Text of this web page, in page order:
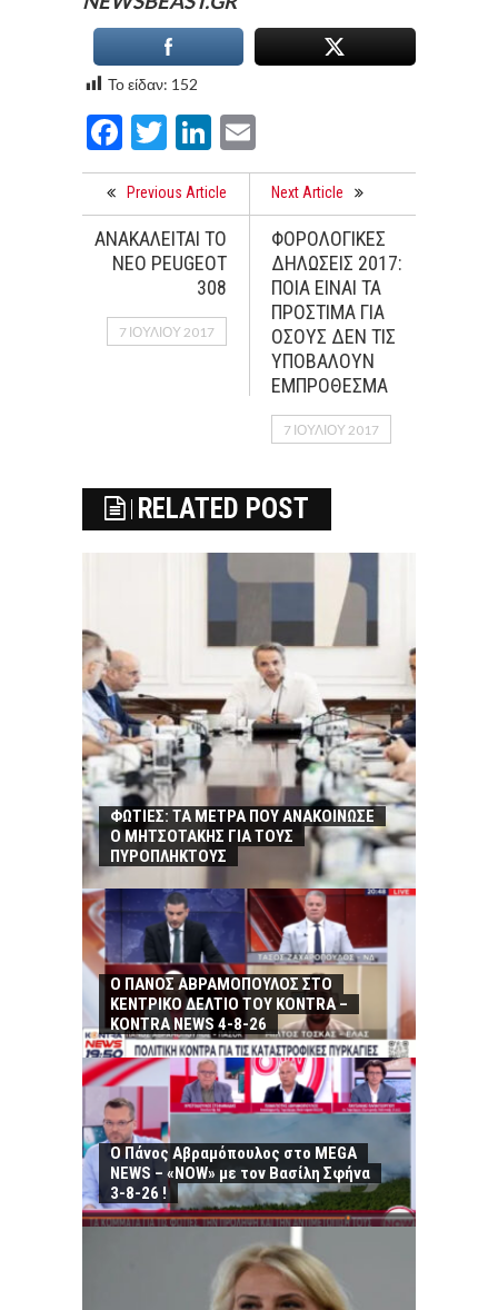
Το είδαν: 152
Facebook
TwitterLinkedIn
Previous Article
ΑΝΑΚΑΛΕΙΤΑΙ ΤΟ
ΝΕΟ PEUGEOT
308
7 ΙΟΥΛΊΟΥ 2017
Next Article
ΦΟΡΟΛΟΓΙΚΕΣ
ΔΗΛΩΣΕΙΣ 2017:
ΠΟΙΑ ΕΙΝΑΙ ΤΑ
ΠΡΟΣΤΙΜΑ ΓΙΑ
ΟΣΟΥΣ ΔΕΝ ΤΙΣ
ΥΠΟΒΑΛΟΥΝ
ΕΜΠΡΟΘΕΣΜΑ
7 ΙΟΥΛΊΟΥ 2017
RELATED POST
ΦΩΤΙΕΣ: ΤΑ ΜΕΤΡΑ ΠΟΥ ΑΝΑΚΟΙΝΩΣΕ
Ο ΜΗΤΣΟΤΑΚΗΣ ΓΙΑ ΤΟΥΣ
ΠΥΡΟΠΛΗΚΤΟΥΣ
Ο ΠΑΝΟΣ ΑΒΡΑΜΟΠΟΥΛΟΣ ΣΤΟ
ΚΕΝΤΡΙΚΟ ΔΕΛΤΙΟ ΤΟΥ KONTRA –
KONTRA NEWS 4-8-26
Ο Πάνος Αβραμόπουλος στο MEGA
NEWS – «NOW» με τον Βασίλη Σφήνα
3-8-26 !